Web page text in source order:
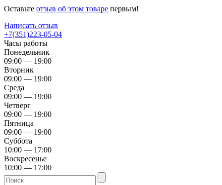
Оставьте отзыв об этом товаре первым!
Написать отзыв
+7(351)223-05-04
Часы работы
Понедельник
09:00 — 19:00
Вторник
09:00 — 19:00
Среда
09:00 — 19:00
Четверг
09:00 — 19:00
Пятница
09:00 — 19:00
Суббота
10:00 — 17:00
Воскресенье
10:00 — 17:00